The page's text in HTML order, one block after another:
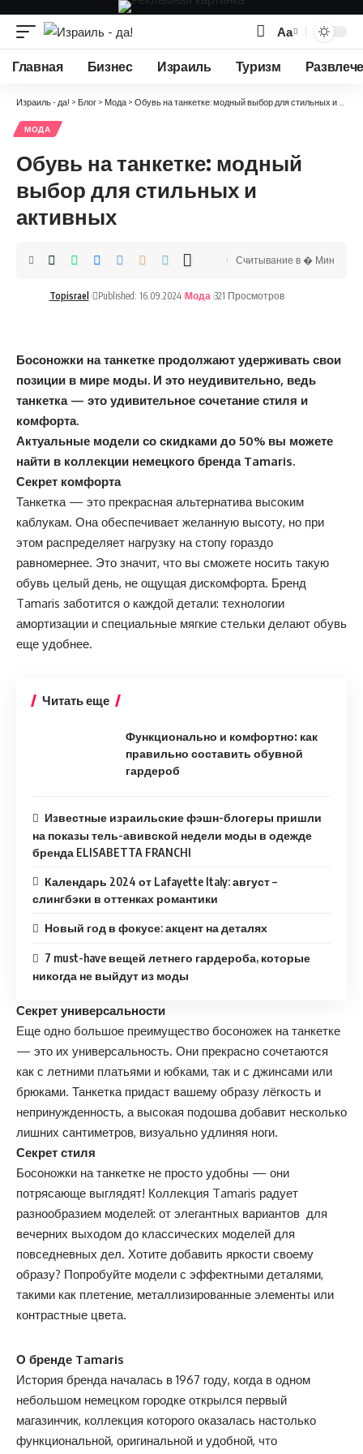
Изменение
размера
Аа
Главная Бизнес Израиль Туризм
Израиль - да! > Блог > Мода > Обувь на танкетке: модный выбор для стильных и активных
МОДА
Обувь на танкетке: модный
выбор для стильных и
активных
Topisrael Published: 16.09.2024 Мода 321 Просмотров
Считывание в � Мин
Босоножки на танкетке продолжают удерживать свои
позиции в мире моды. И это неудивительно, ведь
танкетка — это удивительное сочетание стиля и
комфорта.
Актуальные модели со скидками до 50% вы можете
найти в коллекции немецкого бренда Tamaris.
Секрет комфорта
Танкетка — это прекрасная альтернатива высоким
каблукам. Она обеспечивает желанную высоту, но при
этом распределяет нагрузку на стопу гораздо
равномернее. Это значит, что вы сможете носить такую
обувь целый день, не ощущая дискомфорта. Бренд
Tamaris заботится о каждой детали: технологии
амортизации и специальные мягкие стельки делают обувь
еще удобнее.
Читать еще
Функционально и комфортно: как
правильно составить обувной
гардероб
Известные израильские фэшн-блогеры пришли
на показы тель-авивской недели моды в одежде
бренда ELISABETTA FRANCHI
Календарь 2024 от Lafayette Italy: август –
слингбэки в оттенках романтики
Новый год в фокусе: акцент на деталях
7 must-have вещей летнего гардероба, которые
никогда не выйдут из моды
Секрет универсальности
Еще одно большое преимущество босоножек на танкетке
— это их универсальность. Они прекрасно сочетаются
как с летними платьями и юбками, так и с джинсами или
брюками. Танкетка придаст вашему образу лёгкость и
непринужденность, а высокая подошва добавит несколько
лишних сантиметров, визуально удлиняя ноги.
Секрет стиля
Босоножки на танкетке не просто удобны — они
потрясающе выглядят! Коллекция Tamaris радует
разнообразием моделей: от элегантных вариантов для
вечерних выходом до классических моделей для
повседневных дел. Хотите добавить яркости своему
образу? Попробуйте модели с эффектными деталями,
такими как плетение, металлизированные элементы или
контрастные цвета.
О бренде Tamaris
История бренда началась в 1967 году, когда в одном
небольшом немецком городке открылся первый
магазинчик, коллекция которого оказалась настолько
функциональной, оригинальной и удобной, что